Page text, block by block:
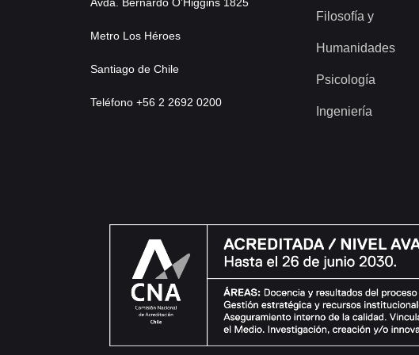
Avda. Bernardo O’Higgins 1825
Metro Los Héroes
Santiago de Chile
Teléfono +56 2 2692 0200
Filosofía y
Humanidades
Psicología
Ingeniería